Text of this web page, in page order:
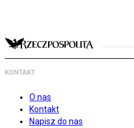
KONTAKT
O nas
Kontakt
Napisz do nas